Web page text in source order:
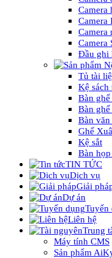
Camera
Camera
Camera
Camera
Đầu ghi
Tủ tài
Kệ sách
Bàn
Bàn
Bàn
Ghế
Kệ sắt
Bàn
TIN TỨC
Dịch vụ
Giải
Dự án
Tuyển
Liên hệ
Trung
Máy tính CMS
Sản phẩm